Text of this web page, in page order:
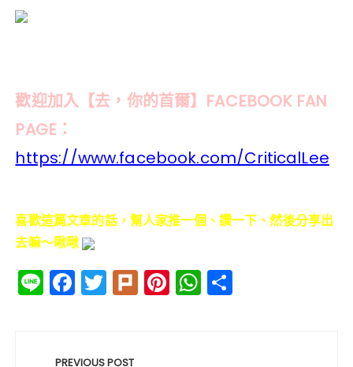
歡迎加入【去，你的首爾】FACEBOOK FAN
PAGE：
https://www.facebook.com/CriticalLee
喜歡這篇文章的話，幫人家推一個、讚一下、然後分享出
去嘛～啾啾
Li
n
F
a
e
T
w
te
Pl
ur
Pi
n
W
h
PREVIOUS POST